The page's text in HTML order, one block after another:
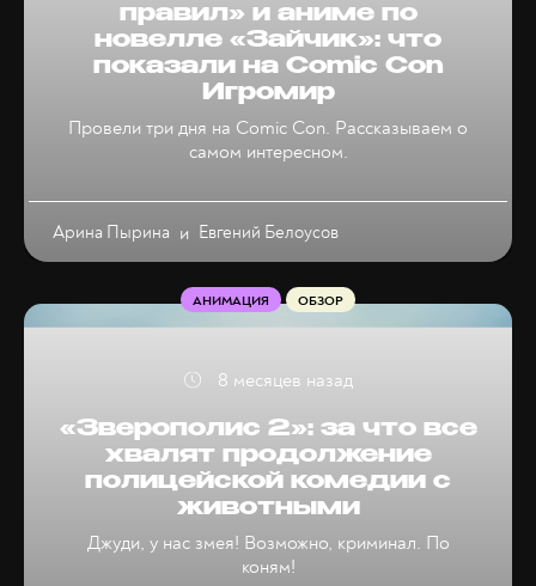
правил» и аниме по
новелле «Зайчик»: что
показали на Comic Con
Игромир
Провели три дня на Comic Con. Рассказываем о
самом интересном.
Арина Пырина и Евгений Белоусов
«Зверополис 2»: за что все
хвалят продолжение
полицейской комедии с
животными
Джуди, у нас змея! Возможно, криминал. По
коням!
АНИМАЦИЯ ОБЗОР
8 месяцев назад